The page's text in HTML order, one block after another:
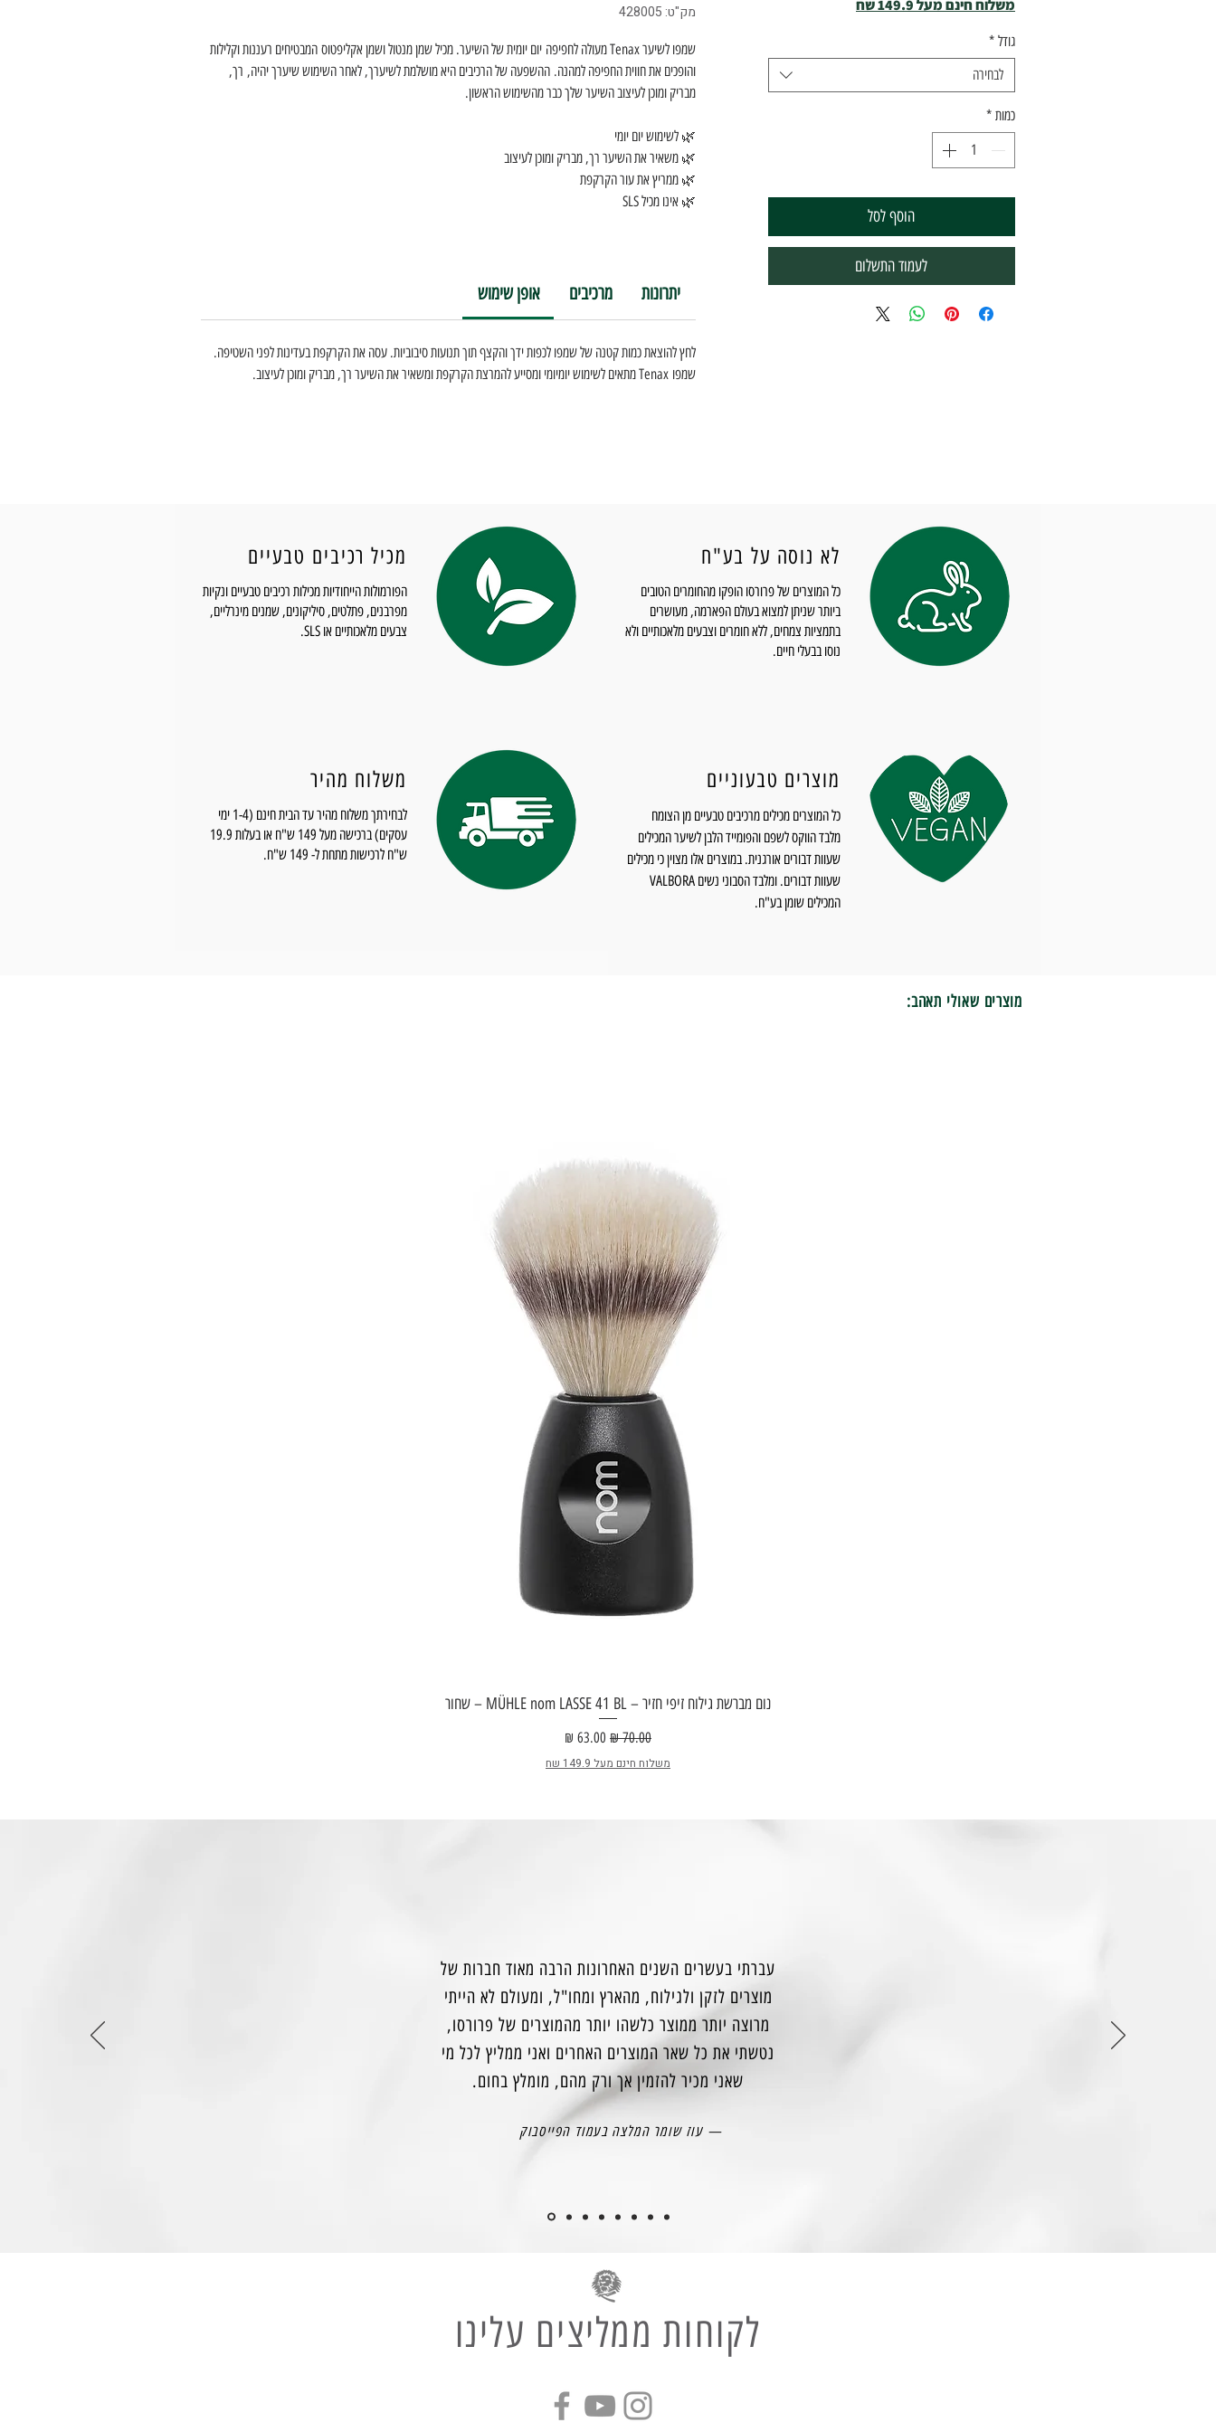
מק"ט: 428005
שמפו לשיער Tenax מעולה לחפיפה יום יומית של השיער. מכיל שמן מנטול ושמן אקליפטוס המבטיחים רעננות וקלילות
והופכים את חווית החפיפה למהנה. ההשפעה של הרכיבים היא מושלמת לשיערך, לאחר השימוש שיערך יהיה, רך,
מבריק ומוכן לעיצוב השיער שלך כבר מהשימוש הראשון.
🌿 לשימוש יום יומי
🌿 משאיר את השיער רך, מבריק ומוכן לעיצוב
🌿 ממריץ את עור הקרקפת
🌿 אינו מכיל SLS
אופן שימוש מרכיבים יתרונות
לחץ להוצאת כמות קטנה של שמפו לכפות ידך והקצף תוך תנועות סיבוביות. עסה את הקרקפת בעדינות לפני השטיפה.
שמפו Tenax מתאים לשימוש יומיומי ומסייע להמרצת הקרקפת ומשאיר את השיער רך, מבריק ומוכן לעיצוב.
משלוח חינם מעל 149.9 שח
גודל *
לבחירה
כמות *
הוסף לסל
לעמוד התשלום
לא נוסה על בע"ח
כל המוצרים של פרורסו הופקו מהחומרים הטובים
ביותר שניתן למצוא בעולם הפארמה, מעושרים
בתמציות צמחים, ללא חומרים וצבעים מלאכותיים ולא
נוסו בבעלי חיים.
מוצרים טבעוניים
כל המוצרים מכילים מרכיבים טבעיים מן הצומח
מלבד הווקס לשפם והפומייד הלבן לשיער המכילים
שעוות דבורים אורגנית. במוצרים אלו מצוין כי מכילים
שעוות דבורים. ומלבד הסבוני נשים VALBORA
המכילים שומן בע"ח.
מכיל רכיבים טבעיים
הפורמולות הייחודיות מכילות רכיבים טבעיים ונקיות
מפרבנים, פתלטים, סיליקונים, שמנים מינרליים,
צבעים מלאכותיים או SLS.
משלוח מהיר
לבחירתך משלוח מהיר עד הבית חינם (1-4 ימי
עסקים) ברכישה מעל 149 ש"ח או בעלות 19.9
ש"ח לרכישות מתחת ל- 149 ש"ח.
מוצרים שאולי תאהב:
נום מברשת גילוח זיפי חזיר – MÜHLE nom LASSE 41 BL – שחור
מחיר רגיל מחיר מבצע
משלוח חינם מעל 149.9 שח
עברתי בעשרים השנים האחרונות הרבה מאוד חברות של
מוצרים לזקן ולגילוח, מהארץ ומחו"ל, ומעולם לא הייתי
מרוצה יותר ממוצר כלשהו יותר מהמוצרים של פרורסו,
נטשתי את כל שאר המוצרים האחרים ואני ממליץ לכל מי
שאני מכיר להזמין אך ורק מהם, מומלץ בחום.
— עוז שומר המלצה בעמוד הפייסבוק
לקוחות ממליצים עלינו